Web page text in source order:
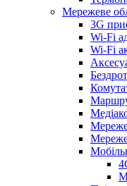
Мережеве
3G
Wi-Fi
Wi-Fi